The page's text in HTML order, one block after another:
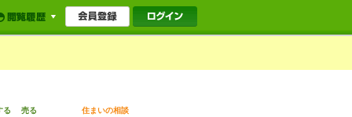
る 売る 住まいの相談